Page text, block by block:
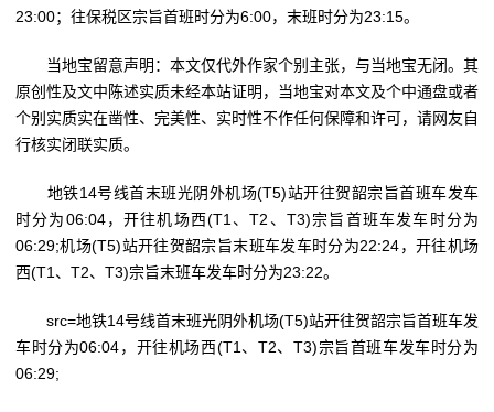
23:00；往保税区宗旨首班时分为6:00，末班时分为23:15。
当地宝留意声明：本文仅代外作家个别主张，与当地宝无闭。其
原创性及文中陈述实质未经本站证明，当地宝对本文及个中通盘或者
个别实质实在凿性、完美性、实时性不作任何保障和许可，请网友自
行核实闭联实质。
地铁14号线首末班光阴外机场(T5)站开往贺韶宗旨首班车发车
时分为06:04，开往机场西(T1、T2、T3)宗旨首班车发车时分为
06:29;机场(T5)站开往贺韶宗旨末班车发车时分为22:24，开往机场
西(T1、T2、T3)宗旨末班车发车时分为23:22。
src=地铁14号线首末班光阴外机场(T5)站开往贺韶宗旨首班车发
车时分为06:04，开往机场西(T1、T2、T3)宗旨首班车发车时分为
06:29;